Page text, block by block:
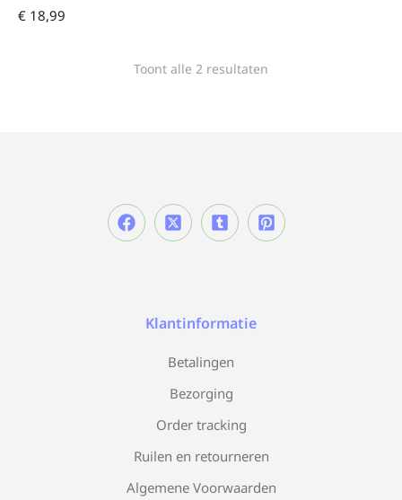
€ 18,99
Toont alle 2 resultaten
Klantinformatie
Betalingen
Bezorging
Order tracking
Ruilen en retourneren
Algemene Voorwaarden